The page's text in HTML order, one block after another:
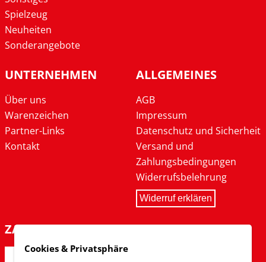
Spielzeug
Neuheiten
Sonderangebote
UNTERNEHMEN
Über uns
Warenzeichen
Partner-Links
Kontakt
ALLGEMEINES
AGB
Impressum
Datenschutz und Sicherheit
Versand und
Zahlungsbedingungen
Widerrufsbelehrung
Widerruf erklären
ZAHLARTEN
Cookies & Privatsphäre